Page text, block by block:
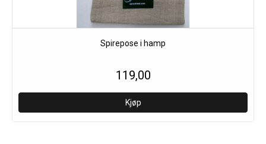
Spirepose i hamp
119,00